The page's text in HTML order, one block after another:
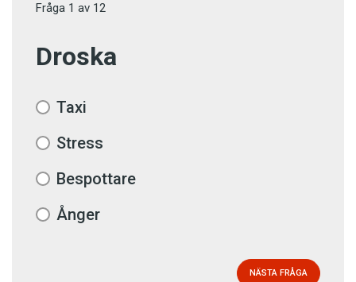
Fråga 1 av 12
Droska
Taxi
Stress
Bespottare
Ånger
NÄSTA FRÅGA